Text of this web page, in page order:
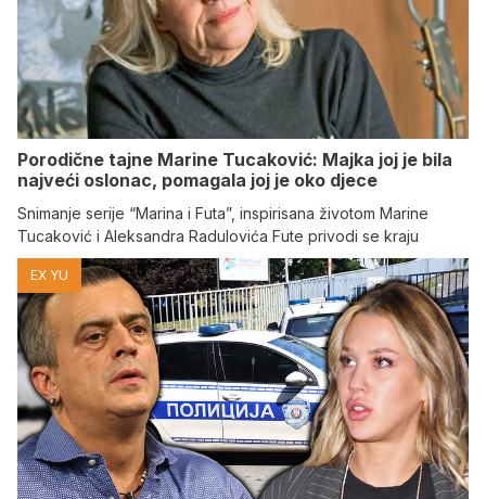
Porodične tajne Marine Tucaković: Majka joj je bila
najveći oslonac, pomagala joj je oko djece
Snimanje serije “Marina i Futa”, inspirisana životom Marine
Tucaković i Aleksandra Radulovića Fute privodi se kraju
EX YU